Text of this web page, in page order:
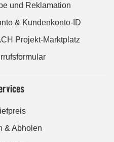
und Reklamation
& Kundenkonto-ID
Projekt-Marktplatz
& Abholen